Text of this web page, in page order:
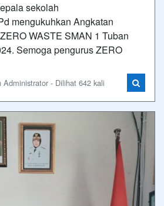
sekolah
mengukuhkan Angkatan
WASTE SMAN 1 Tuban
Semoga pengurus ZERO
- Dilihat 642 kali